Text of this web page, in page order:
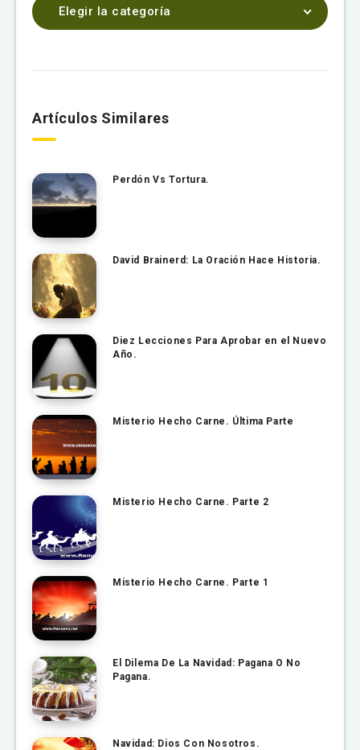
Elegir la categoría
Artículos Similares
Perdón Vs Tortura.
David Brainerd: La Oración Hace Historia.
Diez Lecciones Para Aprobar en el Nuevo
Año.
Misterio Hecho Carne. Última Parte
Misterio Hecho Carne. Parte 2
Misterio Hecho Carne. Parte 1
El Dilema De La Navidad: Pagana O No
Pagana.
Navidad: Dios Con Nosotros.